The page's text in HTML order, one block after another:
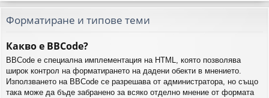
Форматиране и типове теми
Какво е BBCode?
BBCode е специална имплементация на HTML, която позволява
широк контрол на форматирането на дадени обекти в мнението.
Използването на BBCode се разрешава от администратора, но също
така може да бъде забранено за всяко отделно мнение от формата